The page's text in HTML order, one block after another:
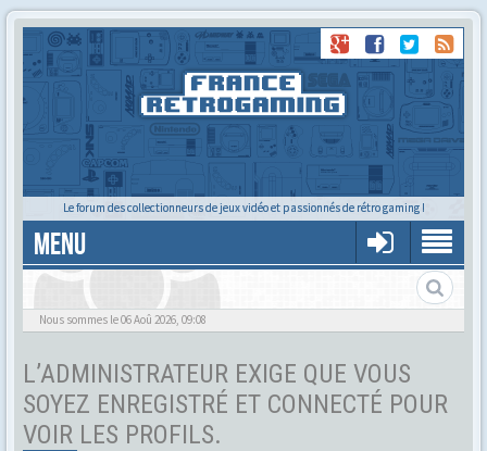
Le forum des collectionneurs de jeux vidéo et passionnés de rétro gaming !
MENU
Tu cherches quelqu'un ?
Nous sommes le 06 Aoû 2026, 09:08
L’ADMINISTRATEUR EXIGE QUE VOUS
SOYEZ ENREGISTRÉ ET CONNECTÉ POUR
VOIR LES PROFILS.